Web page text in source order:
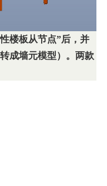
楼板从节点”后，并
成墙元模型）。两款